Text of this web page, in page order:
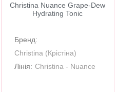
Christina Nuance Grape-Dew
Hydrating Tonic
Бренд:
Christina (Крiстiна)
Лінія: Christina - Nuance